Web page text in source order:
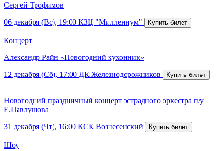
Сергей Трофимов
06 декабря (Вс), 19:00 КЗЦ "Миллениум"
Концерт
Александр Райн «Новогодний кухонник»
12 декабря (Сб), 17:00 ДК Железнодорожников
Новогодний праздничный концерт эстрадного оркестра п/у
Е.Павлушова
31 декабря (Чт), 16:00 КСК Вознесенский
Шоу